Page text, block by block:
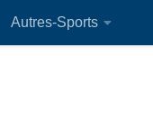
Autres-Sports